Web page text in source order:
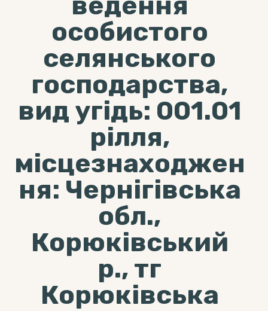
особистого
селянського
господарства,
вид угідь: 001.01
рілля,
місцезнаходжен
ня: Чернігівська
обл.,
Корюківський
р., тг
Корюківська